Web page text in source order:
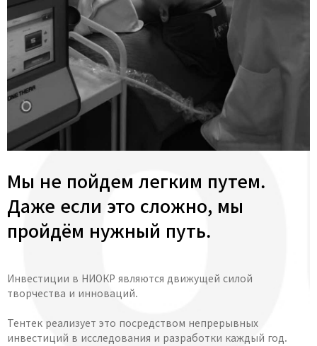
Мы не пойдем легким путем.
Даже если это сложно, мы
пройдём нужный путь.
Инвестиции в НИОКР являются движущей силой
творчества и инноваций.
Тентек реализует это посредством непрерывных
инвестиций в исследования и разработки каждый год.